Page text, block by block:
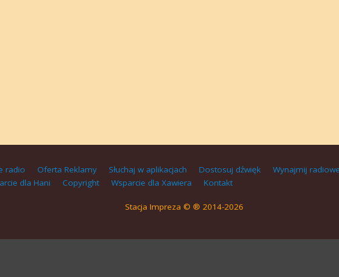
radio Oferta Reklamy Słuchaj w aplikacjach Dostosuj dźwięk Wynajmij
dla Hani Copyright Wsparcie dla Xawiera Kontakt
Stacja Impreza © ® 2014-2026